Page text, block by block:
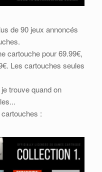
de 90 jeux annoncés
cartouche pour 69.99€,
Les cartouches seules
trouve quand on
: